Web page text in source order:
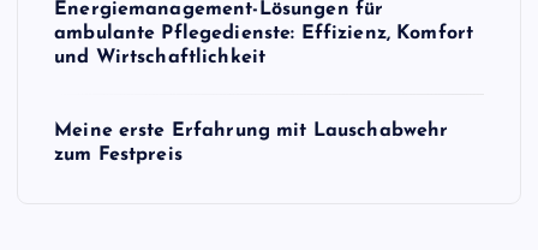
Energiemanagement-Lösungen für
ambulante Pflegedienste: Effizienz, Komfort
und Wirtschaftlichkeit
Meine erste Erfahrung mit Lauschabwehr
zum Festpreis